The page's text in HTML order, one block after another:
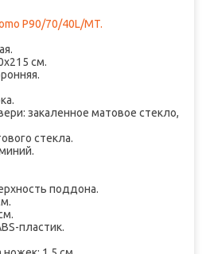
P90/70/40L/MT.
см.
закаленное матовое стекло,
стекла.
поддона.
пластик.